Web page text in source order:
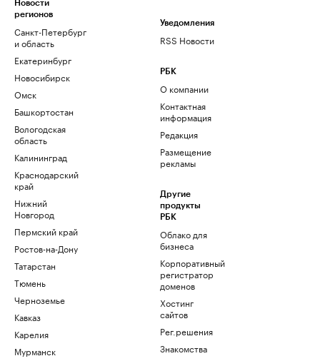
Новости
регионов
Санкт-Петербург
и область
Екатеринбург
Новосибирск
Омск
Башкортостан
Вологодская
область
Калининград
Краснодарский
край
Нижний
Новгород
Пермский край
Ростов-на-Дону
Татарстан
Тюмень
Черноземье
Кавказ
Карелия
Мурманск
Уведомления
RSS Новости
РБК
О компании
Контактная
информация
Редакция
Размещение
рекламы
Другие
продукты
РБК
Облако для
бизнеса
Корпоративный
регистратор
доменов
Хостинг
сайтов
Рег.решения
Знакомства